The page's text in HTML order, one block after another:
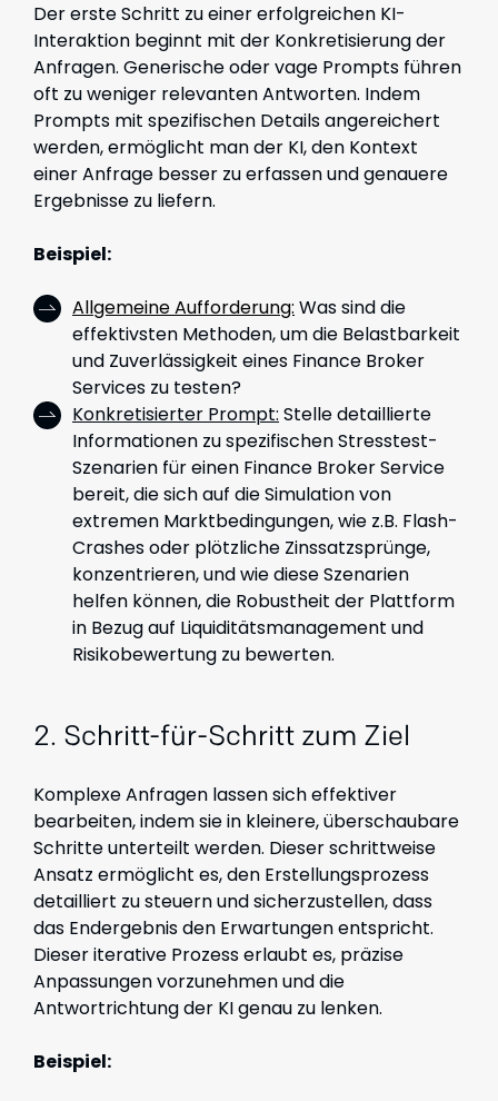
Der erste Schritt zu einer erfolgreichen KI-
Interaktion beginnt mit der Konkretisierung der
Anfragen. Generische oder vage Prompts führen
oft zu weniger relevanten Antworten. Indem
Prompts mit spezifischen Details angereichert
werden, ermöglicht man der KI, den Kontext
einer Anfrage besser zu erfassen und genauere
Ergebnisse zu liefern.
Beispiel:
Allgemeine Aufforderung: Was sind die
effektivsten Methoden, um die Belastbarkeit
und Zuverlässigkeit eines Finance Broker
Services zu testen?
Konkretisierter Prompt: Stelle detaillierte
Informationen zu spezifischen Stresstest-
Szenarien für einen Finance Broker Service
bereit, die sich auf die Simulation von
extremen Marktbedingungen, wie z.B. Flash-
Crashes oder plötzliche Zinssatzsprünge,
konzentrieren, und wie diese Szenarien
helfen können, die Robustheit der Plattform
in Bezug auf Liquiditätsmanagement und
Risikobewertung zu bewerten.
2. Schritt-für-Schritt zum Ziel
Komplexe Anfragen lassen sich effektiver
bearbeiten, indem sie in kleinere, überschaubare
Schritte unterteilt werden. Dieser schrittweise
Ansatz ermöglicht es, den Erstellungsprozess
detailliert zu steuern und sicherzustellen, dass
das Endergebnis den Erwartungen entspricht.
Dieser iterative Prozess erlaubt es, präzise
Anpassungen vorzunehmen und die
Antwortrichtung der KI genau zu lenken.
Beispiel: